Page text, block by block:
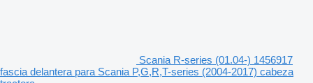
Scania R-series (01.04-) 1456917
fascia delantera para Scania P,G,R,T-series (2004-2017) cabeza